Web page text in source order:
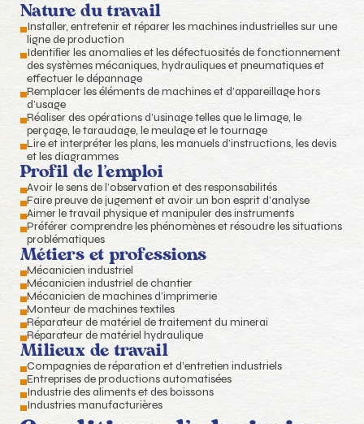
Nature du travail
Installer, entretenir et réparer les machines industrielles sur une
ligne de production
Identiﬁer les anomalies et les défectuosités de fonctionnement
des systèmes mécaniques, hydrauliques et pneumatiques et
effectuer le dépannage
Remplacer les éléments de machines et d’appareillage hors
d’usage
Réaliser des opérations d’usinage telles que le limage, le
perçage, le taraudage, le meulage et le tournage
Lire et interpréter les plans, les manuels d’instructions, les devis
et les diagrammes
Profil de l’emploi
Avoir le sens de l’observation et des responsabilités
Faire preuve de jugement et avoir un bon esprit d’analyse
Aimer le travail physique et manipuler des instruments
Préférer comprendre les phénomènes et résoudre les situations
problématiques
Métiers et professions
Mécanicien industriel
Mécanicien industriel de chantier
Mécanicien de machines d’imprimerie
Monteur de machines textiles
Réparateur de matériel de traitement du minerai
Réparateur de matériel hydraulique
Milieux de travail
Compagnies de réparation et d’entretien industriels
Entreprises de productions automatisées
Industrie des aliments et des boissons
Industries manufacturières